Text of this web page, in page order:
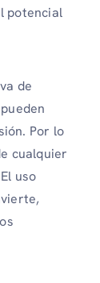
potencial
de
Por lo
cualquier
uso